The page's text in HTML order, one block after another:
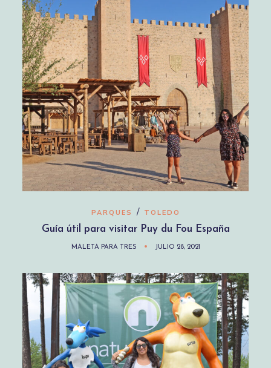
PARQUES / TOLEDO
Guía útil para visitar Puy du Fou España
MALETA PARA TRES JULIO 28, 2021